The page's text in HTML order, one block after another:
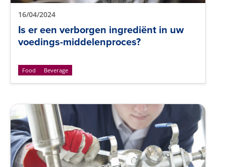
16/04/2024
Is er een verborgen ingrediënt in uw
voedings-middelenproces?
Food Beverage